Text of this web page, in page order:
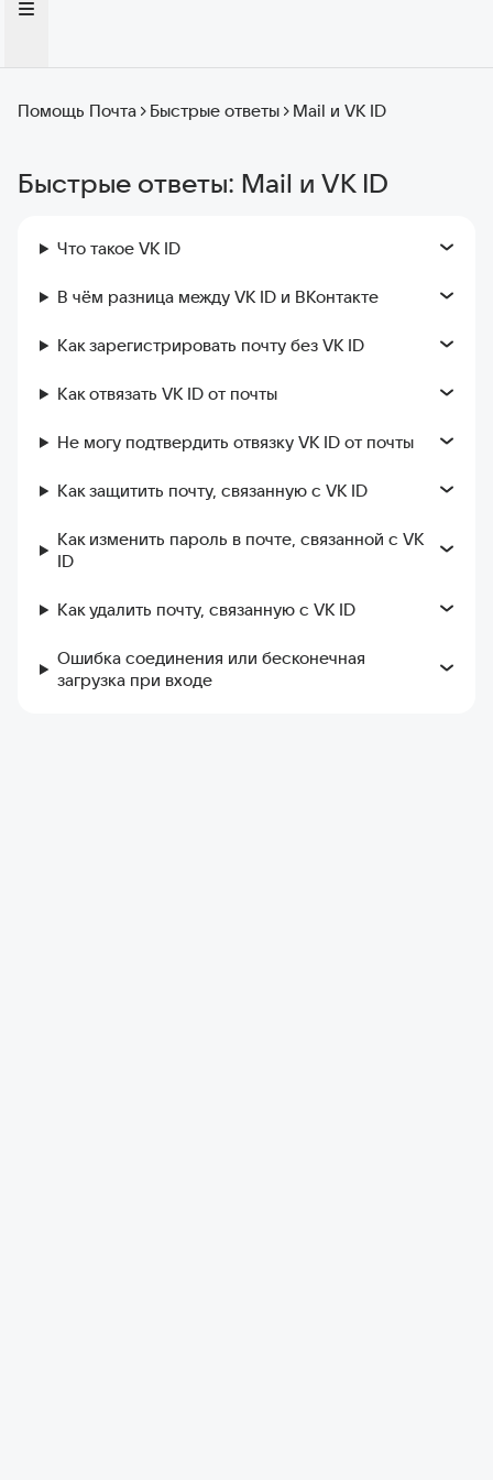
Помощь Почта Быстрые ответы Mail и VK ID
Быстрые ответы: Mail и VK ID
Что такое VK ID
В чём разница между VK ID и ВКонтакте
Как зарегистрировать почту без VK ID
Как отвязать VK ID от почты
Не могу подтвердить отвязку VK ID от почты
Как защитить почту, связанную с VK ID
Как изменить пароль в почте, связанной с VK
ID
Как удалить почту, связанную с VK ID
Ошибка соединения или бесконечная
загрузка при входе